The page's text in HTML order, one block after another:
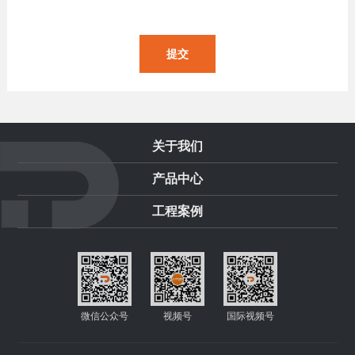
关于我们
产品中心
工程案例
微信公众号 视频号 国际视频号